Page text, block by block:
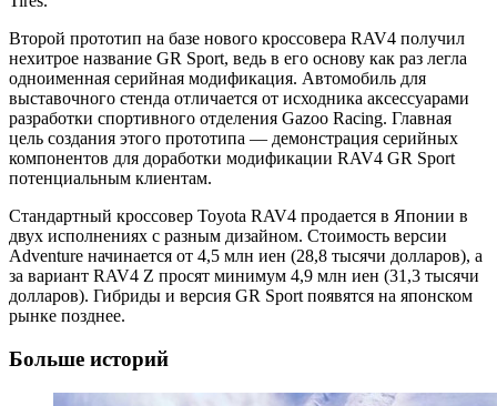
Второй прототип на базе нового кроссовера RAV4 получил
нехитрое название GR Sport, ведь в его основу как раз легла
одноименная серийная модификация. Автомобиль для
выставочного стенда отличается от исходника аксессуарами
разработки спортивного отделения Gazoo Racing. Главная
цель создания этого прототипа — демонстрация серийных
компонентов для доработки модификации RAV4 GR Sport
потенциальным клиентам.
Стандартный кроссовер Toyota RAV4 продается в Японии в
двух исполнениях с разным дизайном. Стоимость версии
Adventure начинается от 4,5 млн иен (28,8 тысячи долларов), а
за вариант RAV4 Z просят минимум 4,9 млн иен (31,3 тысячи
долларов). Гибриды и версия GR Sport появятся на японском
рынке позднее.
Больше историй